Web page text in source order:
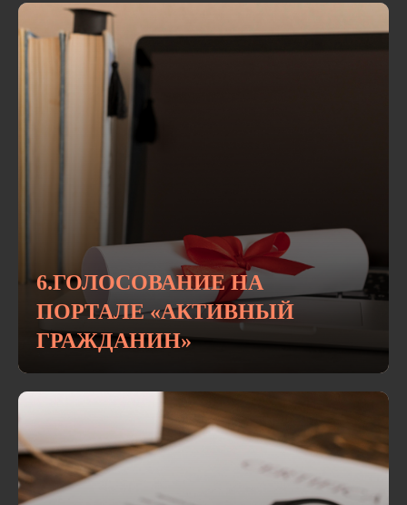
6.ГОЛОСОВАНИЕ НА
ПОРТАЛЕ «АКТИВНЫЙ
ГРАЖДАНИН»